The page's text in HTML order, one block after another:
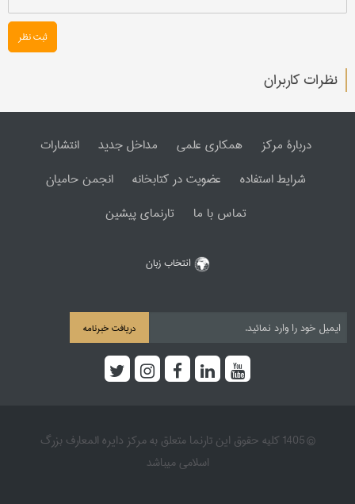
ثبت نظر
نظرات کاربران
دربارۀ مرکز همکاری علمی مداخل جدید
انتشارات
شرایط استفاده
عضویت در کتابخانه
انجمن حامیان
تماس با ما
تارنمای پیشین
انتخاب زبان
دریافت خبرنامه
© 1405 کلیه حقوق این تارنما متعلق به مرکز دایره المعارف بزرگ
اسلامی میباشد